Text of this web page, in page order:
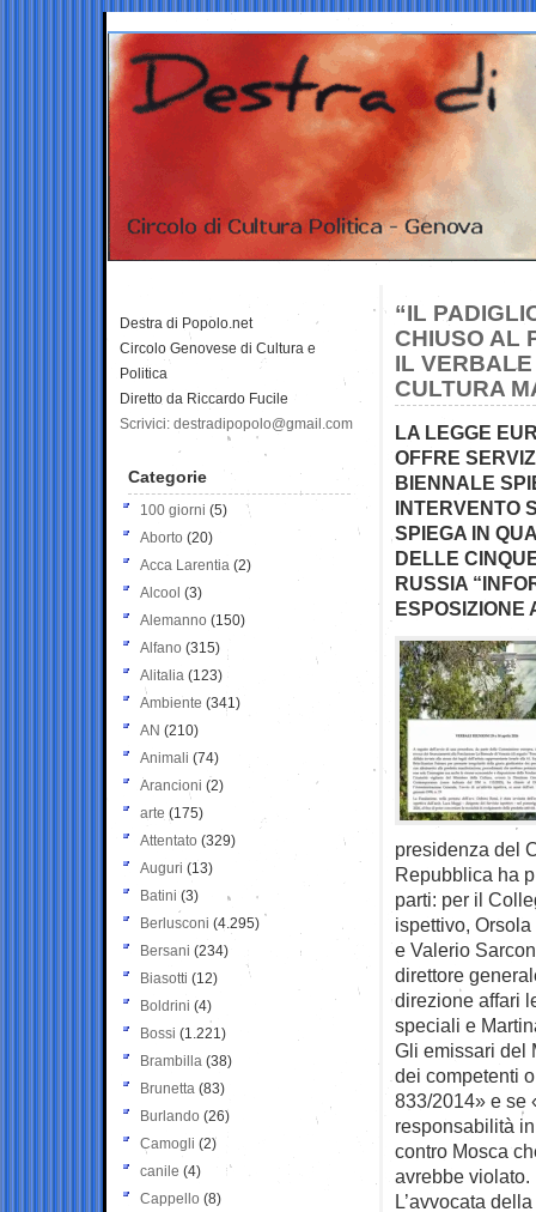
“IL
CHIUSO AL
IL
CULTURA
LA LEGGE
OFFRE
BIENNALE
INTERVENTO
SPIEGA IN
DELLE
RUSSIA
ESPOSIZIONE
presidenza del
Repubblica ha
parti: per il
ispettivo,
e Valerio
direttore
direzione affari
speciali e
Gli emissari del
dei competenti
833/2014» e se
responsabilità
contro Mosca
avrebbe violato.
L’avvocata
Destra di Popolo.net
Circolo Genovese di Cultura e
Politica
Diretto da Riccardo Fucile
Scrivici: destradipopolo@gmail.com
Categorie
100 giorni (5)
Aborto (20)
Acca Larentia (2)
Alcool (3)
Alemanno (150)
Alfano (315)
Alitalia (123)
Ambiente (341)
AN (210)
Animali (74)
Arancioni (2)
arte (175)
Attentato (329)
Auguri (13)
Batini (3)
Berlusconi (4.295)
Bersani (234)
Biasotti (12)
Boldrini (4)
Bossi (1.221)
Brambilla (38)
Brunetta (83)
Burlando (26)
Camogli (2)
canile (4)
Cappello (8)